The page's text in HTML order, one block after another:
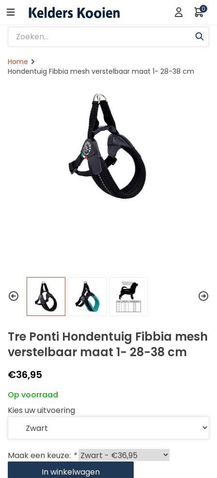
0
Home
Hondentuig Fibbia mesh verstelbaar maat 1- 28-38 cm
Tre Ponti Hondentuig Fibbia mesh
verstelbaar maat 1- 28-38 cm
€36,95
Op voorraad
Kies uw uitvoering
Maak een keuze: *
In winkelwagen